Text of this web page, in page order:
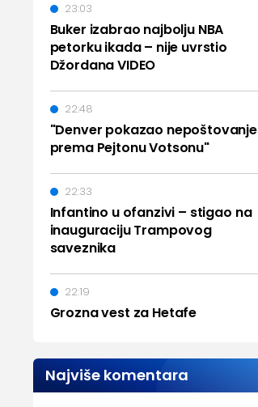
Buker izabrao najbolju NBA
petorku ikada – nije uvrstio
Džordana VIDEO
23:03
"Denver pokazao nepoštovanje
prema Pejtonu Votsonu"
22:48
Infantino u ofanzivi – stigao na
inauguraciju Trampovog
saveznika
22:33
Grozna vest za Hetafe
22:19
Najviše komentara